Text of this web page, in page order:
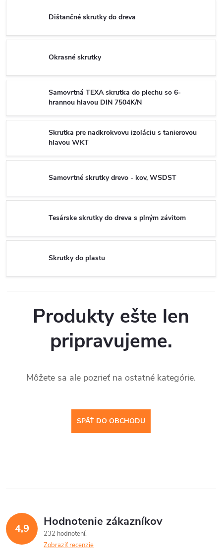
Dištančné skrutky do dreva
Okrasné skrutky
Samovrtná TEXA skrutka do plechu so 6-
hrannou hlavou DIN 7504K/N
Skrutka pre nadkrokvovu izoláciu s tanierovou
hlavou WKT
Samovrtné skrutky drevo - kov, WSDST
Tesárske skrutky do dreva s plným závitom
Skrutky do plastu
Produkty ešte len
pripravujeme.
Môžete sa ale pozrieť na ostatné kategórie.
SPÄŤ DO OBCHODU
4,9 Hodnotenie zákazníkov
232 hodnotení
Zobraziť recenzie